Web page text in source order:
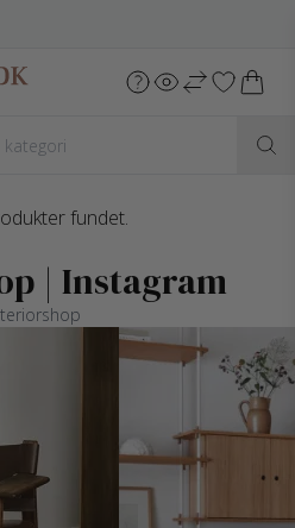
fundet.
| Instagram